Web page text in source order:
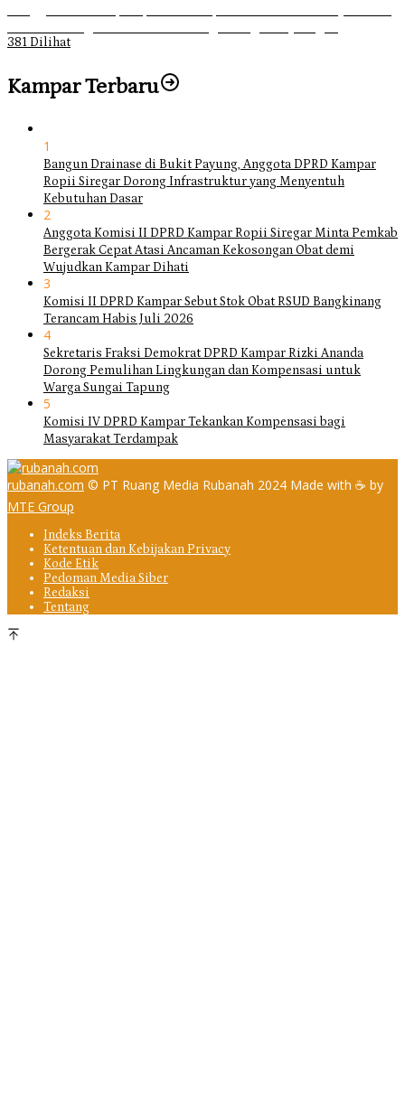
381 Dilihat
Kampar Terbaru
1
Bangun Drainase di Bukit Payung, Anggota DPRD Kampar
Ropii Siregar Dorong Infrastruktur yang Menyentuh
Kebutuhan Dasar
2
Anggota Komisi II DPRD Kampar Ropii Siregar Minta Pemkab
Bergerak Cepat Atasi Ancaman Kekosongan Obat demi
Wujudkan Kampar Dihati
3
Komisi II DPRD Kampar Sebut Stok Obat RSUD Bangkinang
Terancam Habis Juli 2026
4
Sekretaris Fraksi Demokrat DPRD Kampar Rizki Ananda
Dorong Pemulihan Lingkungan dan Kompensasi untuk
Warga Sungai Tapung
5
Komisi IV DPRD Kampar Tekankan Kompensasi bagi
Masyarakat Terdampak
rubanah.com © PT Ruang Media Rubanah 2024 Made with ☕ by
MTE Group
Indeks Berita
Ketentuan dan Kebijakan Privacy
Kode Etik
Pedoman Media Siber
Redaksi
Tentang